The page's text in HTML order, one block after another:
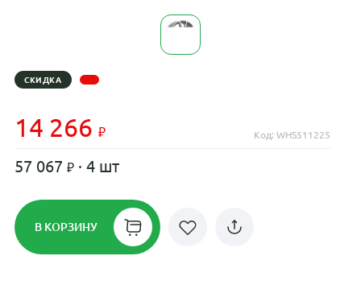
СКИДКА
14 266 Код: WHS511225
57 067 · 4 шт
В КОРЗИНУ